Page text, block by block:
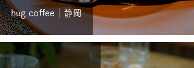
hug coffee｜静岡